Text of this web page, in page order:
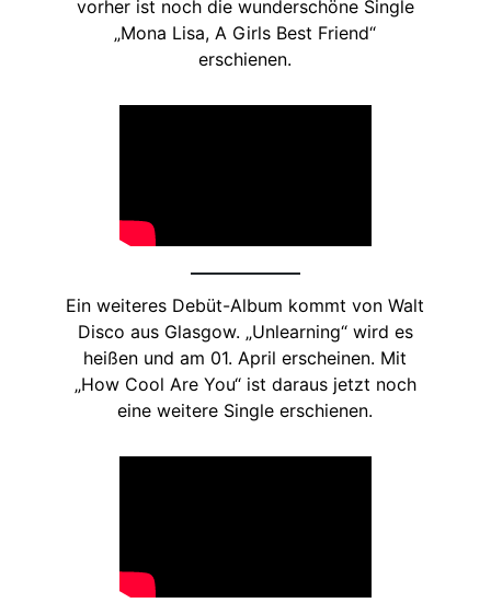
vorher ist noch die wunderschöne Single
„Mona Lisa, A Girls Best Friend“
erschienen.
Ein weiteres Debüt-Album kommt von Walt
Disco aus Glasgow. „Unlearning“ wird es
heißen und am 01. April erscheinen. Mit
„How Cool Are You“ ist daraus jetzt noch
eine weitere Single erschienen.